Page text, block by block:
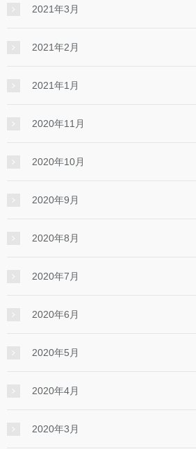
2021年3月
2021年2月
2021年1月
2020年11月
2020年10月
2020年9月
2020年8月
2020年7月
2020年6月
2020年5月
2020年4月
2020年3月